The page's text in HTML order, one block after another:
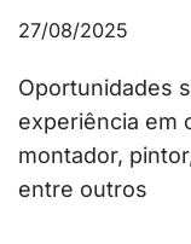
27/08/2025
Oportunidades
experiência em
montador,
entre outros